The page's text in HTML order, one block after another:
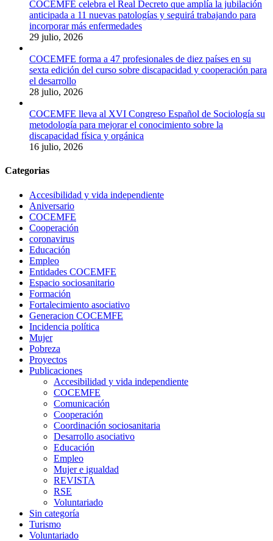
COCEMFE celebra el Real Decreto que amplía la jubilación
anticipada a 11 nuevas patologías y seguirá trabajando para
incorporar más enfermedades
29 julio, 2026
COCEMFE forma a 47 profesionales de diez países en su
sexta edición del curso sobre discapacidad y cooperación para
el desarrollo
28 julio, 2026
COCEMFE lleva al XVI Congreso Español de Sociología su
metodología para mejorar el conocimiento sobre la
discapacidad física y orgánica
16 julio, 2026
Categorias
Accesibilidad y vida independiente
Aniversario
COCEMFE
Cooperación
coronavirus
Educación
Empleo
Entidades COCEMFE
Espacio sociosanitario
Formación
Fortalecimiento asociativo
Generacion COCEMFE
Incidencia política
Mujer
Pobreza
Proyectos
Publicaciones
Accesibilidad y vida independiente
COCEMFE
Comunicación
Cooperación
Coordinación sociosanitaria
Desarrollo asociativo
Educación
Empleo
Mujer e igualdad
REVISTA
RSE
Voluntariado
Sin categoría
Turismo
Voluntariado